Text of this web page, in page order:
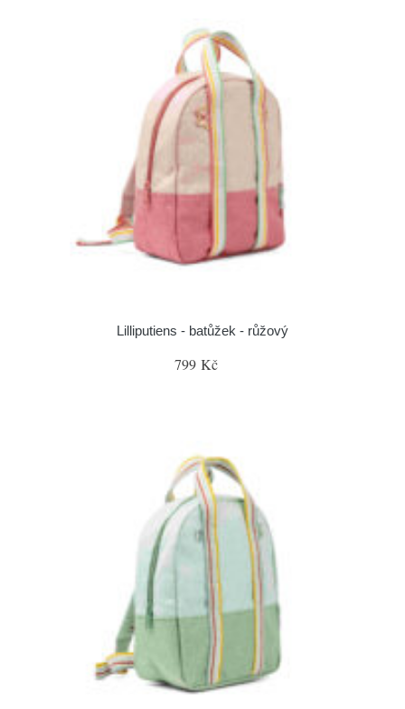
Lilliputiens - batůžek - růžový
799 Kč